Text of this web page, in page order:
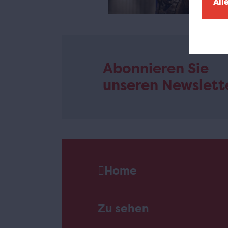
Abonnieren Sie
unseren
Home
Zu sehen